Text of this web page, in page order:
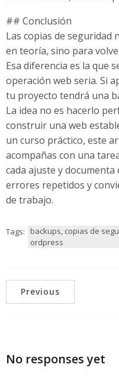
## Conclusión
Las copias de
en teoría, sino para
Esa diferencia es la que
operación web seria. Si
tu proyecto tendrá una
La idea no es hacerlo
construir una web
un curso práctico, este
acompañas con una
cada ajuste y documenta
errores repetidos y
de trabajo.
Tags:
backups, copias de
ordpress
Previous
No responses yet